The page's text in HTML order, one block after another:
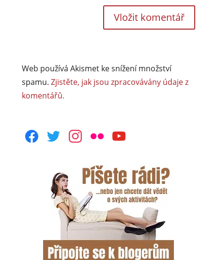
Web používá Akismet ke snížení množství
spamu. Zjistěte, jak jsou zpracovávány údaje z
komentářů.
facebooktwitterinstagram
flickr youtube